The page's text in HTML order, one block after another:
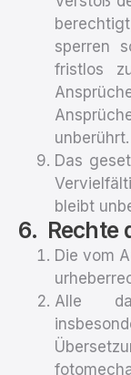
sperren
fristlos
unberührt.
Das
bleibt
Rechte
Die vom
Alle